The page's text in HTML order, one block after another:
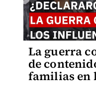
La guerra
de
familias en